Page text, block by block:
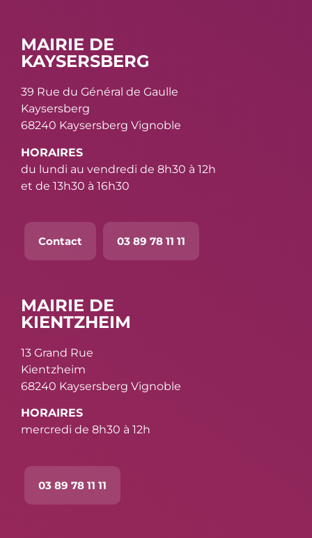
MAIRIE DE
KAYSERSBERG
39 Rue du Général de Gaulle
Kaysersberg
68240 Kaysersberg Vignoble
HORAIRES
du lundi au vendredi de 8h30 à 12h
et de 13h30 à 16h30
Contact 03 89 78 11 11
MAIRIE DE
KIENTZHEIM
13 Grand Rue
Kientzheim
68240 Kaysersberg Vignoble
HORAIRES
mercredi de 8h30 à 12h
03 89 78 11 11